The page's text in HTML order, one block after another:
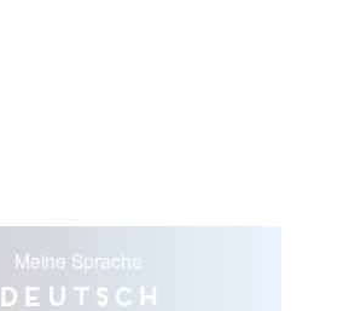
Meine Sprache
Deutsch